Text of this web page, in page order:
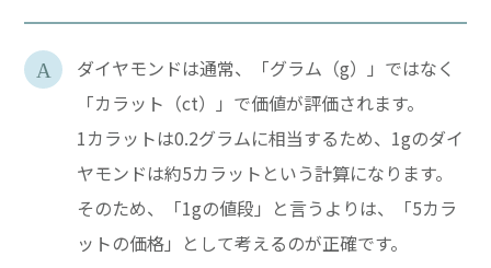
ダイヤモンドは通常、「グラム（g）」ではなく
「カラット（ct）」で価値が評価されます。
1カラットは0.2グラムに相当するため、1gのダイ
ヤモンドは約5カラットという計算になります。
そのため、「1gの値段」と言うよりは、「5カラ
ットの価格」として考えるのが正確です。